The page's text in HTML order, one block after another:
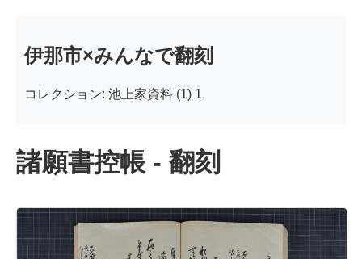
伊那市×みんなで翻刻
コレクション: 池上家資料 (1) 1
諸願書控帳 - 翻刻